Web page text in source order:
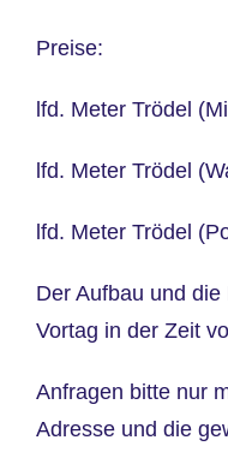
Preise:
lfd. Meter Trödel
lfd. Meter Trödel
lfd. Meter Trödel
Der Aufbau und
Vortag in der Zeit
Anfragen bitte nur
Adresse und die